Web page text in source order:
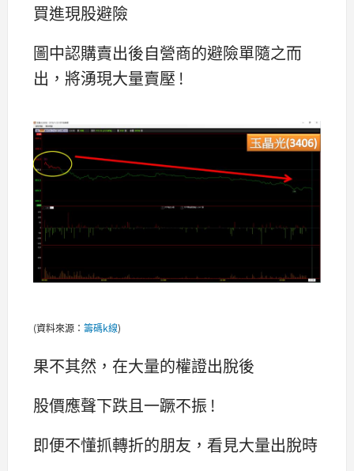
買進現股避險
圖中認購賣出後自營商的避險單隨之而
出，將湧現大量賣壓 !
(資料來源： 籌碼k線)
果不其然，在大量的權證出脫後
股價應聲下跌且一蹶不振 !
即便不懂抓轉折的朋友，看見大量出脫時